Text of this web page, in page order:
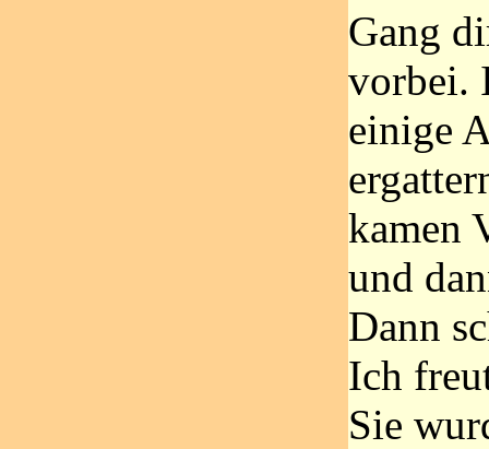
Gang
vorbei.
einige
kamen
und
Dann
Ich
Sie